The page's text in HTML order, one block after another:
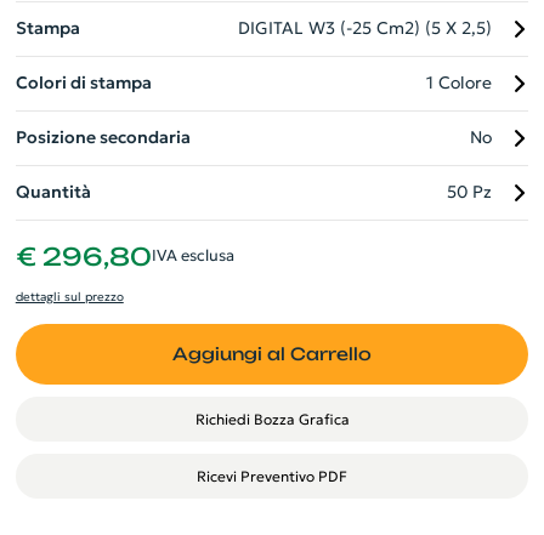
confezionato singolarmente in una scatola in stile kraft e
fornitura di manuale di istruzioni bilingue. Esprimi la tua eco
coscienza aziendale con stile!
Stampa DIGITAL W3 (-25 Cm2) (5 X 2,5)
Colori di stampa 1 Colore
Posizione secondaria No
Quantità 50 Pz
€ 296,80IVA esclusa
dettagli sul prezzo
Aggiungi al Carrello
Richiedi Bozza Grafica
Ricevi Preventivo PDF